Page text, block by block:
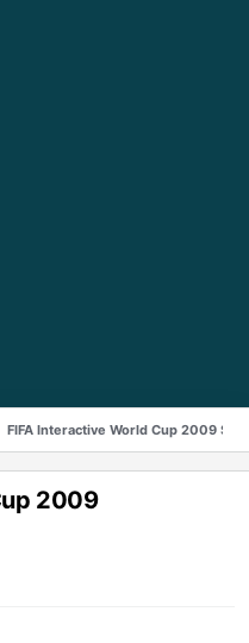
FIFA Interactive World Cup 2009
2009